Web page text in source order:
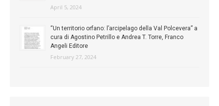
April 5, 2024
“Un territorio orfano: l’arcipelago della Val Polcevera” a
cura di Agostino Petrillo e Andrea T. Torre, Franco
Angeli Editore
February 27, 2024